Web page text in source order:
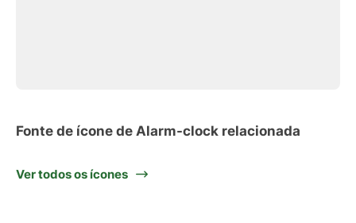
Fonte de ícone de Alarm-clock relacionada
Ver todos os ícones